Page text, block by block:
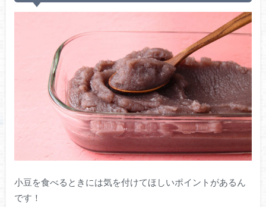
小豆を食べるときには気を付けてほしいポイントがあるん
です！